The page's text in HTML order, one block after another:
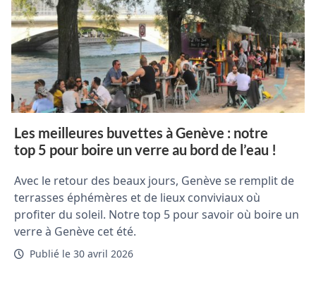
Les meilleures buvettes à Genève : notre
top 5 pour boire un verre au bord de l’eau !
Avec le retour des beaux jours, Genève se remplit de
terrasses éphémères et de lieux conviviaux où
profiter du soleil. Notre top 5 pour savoir où boire un
verre à Genève cet été.
Publié le 30 avril 2026